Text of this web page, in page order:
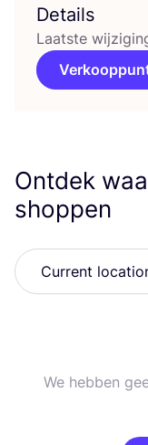
Details
Laatste
Ontdek
shoppen
We hebben